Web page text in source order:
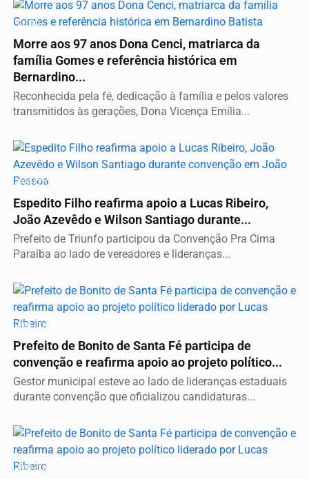
LUTO
Morre aos 97 anos Dona Cenci, matriarca da
família Gomes e referência histórica em
Bernardino...
Reconhecida pela fé, dedicação à família e pelos valores
transmitidos às gerações, Dona Vicença Emília...
POLÍTICA
Espedito Filho reafirma apoio a Lucas Ribeiro,
João Azevêdo e Wilson Santiago durante...
Prefeito de Triunfo participou da Convenção Pra Cima
Paraíba ao lado de vereadores e lideranças...
POLÍTICA
Prefeito de Bonito de Santa Fé participa de
convenção e reafirma apoio ao projeto político...
Gestor municipal esteve ao lado de lideranças estaduais
durante convenção que oficializou candidaturas...
POLÍTICA